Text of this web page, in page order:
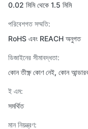
0.02 মিমি থেকে 1.5 মিমি
পরিবেশগত সম্মতি:
RoHS এবং REACH অনুগত
ডিজাইনের সীমাবদ্ধতা:
কোন তীক্ষ্ণ কোণ নেই, কোন
ই এম:
সমর্থিত
মান নিয়ন্ত্রণ: